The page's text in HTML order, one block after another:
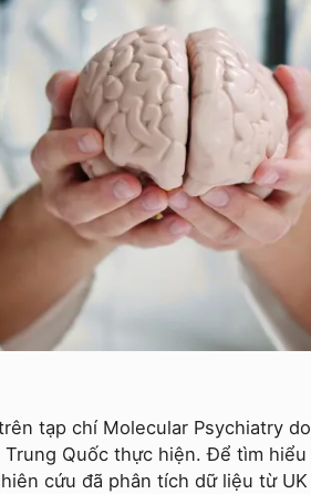
tạp chí Molecular Psychiatry
Trung Quốc thực hiện. Để tìm
cứu đã phân tích dữ liệu từ